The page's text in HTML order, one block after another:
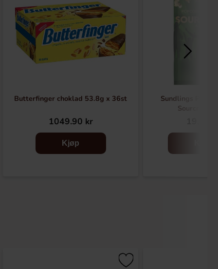
Butterfinger choklad 53.8g x 36st
1049.90 kr
Kjøp
Sundlings
Sourcream